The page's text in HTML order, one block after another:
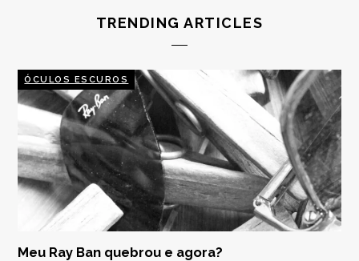
TRENDING ARTICLES
ÓCULOS ESCUROS
Meu Ray Ban quebrou e agora?